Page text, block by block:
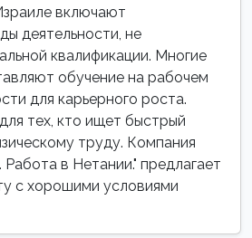
включают
деятельности, не
квалификации. Многие
обучение на рабочем
для карьерного роста.
тех, кто ищет быстрый
труду. Компания
Работа в Нетании." предлагает
с хорошими условиями